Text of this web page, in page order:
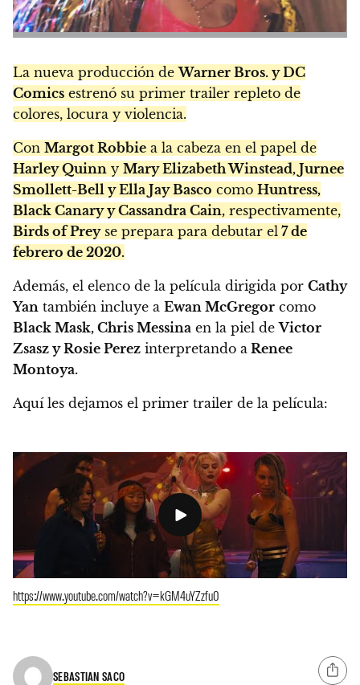
La nueva producción deWarner Bros. y DC
Comics estrenó su primer trailer repleto de
colores, locura y violencia.
Con Margot Robbie a la cabeza en el papel de
Harley Quinn y Mary Elizabeth Winstead, Jurnee
Smollett-Bell y Ella Jay Basco como Huntress,
Black Canary y Cassandra Cain, respectivamente,
Birds of Preyse prepara para debutar el 7 de
febrero de 2020.
Además, el elenco de la película dirigida por Cathy
Yan también incluye a Ewan McGregor como
Black Mask, Chris Messina en la piel deVictor
Zsasz y Rosie Perez interpretando a Renee
Montoya.
Aquí les dejamos el primer trailer de la película:
https://www.youtube.com/watch?v=kGM4uYZzfu0
SEBASTIAN SACO